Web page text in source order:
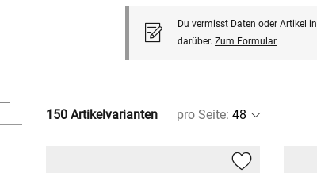
Du vermisst Daten oder Artikel
darüber. Zum Formular
150 Artikelvarianten pro Seite: